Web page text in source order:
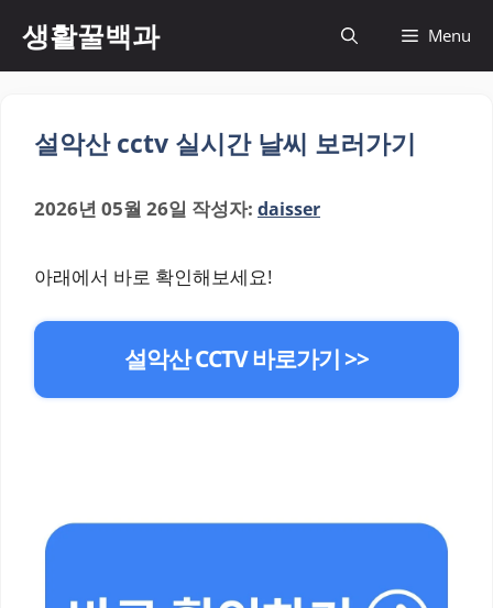
생활꿀백과 Menu
설악산 cctv 실시간 날씨 보러가기
2026년 05월 26일 작성자: daisser
아래에서 바로 확인해보세요!
설악산 CCTV 바로가기 >>